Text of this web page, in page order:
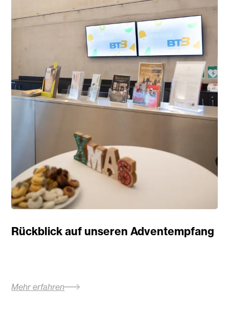
Rückblick auf unseren Adventempfang
Mehr erfahren